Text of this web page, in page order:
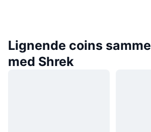
Lignende coins
med Shrek